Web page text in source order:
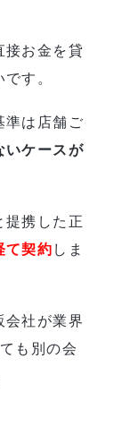
接お金を貸
す。
準は店舗ご
いケースが
携した正
て契約しま
会社が業界
も別の会